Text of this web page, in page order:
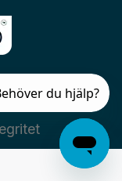
nummer: